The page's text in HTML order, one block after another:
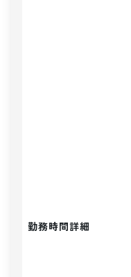
勤務時間詳細